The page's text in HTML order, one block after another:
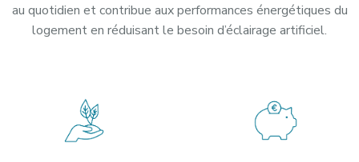
au quotidien et contribue aux performances énergétiques du
logement en réduisant le besoin d’éclairage artificiel.